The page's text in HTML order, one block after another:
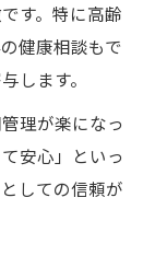
す。特に高齢
健康相談もで
します。
理が楽になっ
安心」といっ
しての信頼が